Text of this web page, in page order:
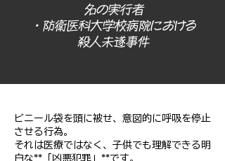
名の実行者
・防衛医科大学校病院における
殺人未遂事件
ビニール袋を頭に被せ、意図的に呼吸を停止
させる行為。
それは医療ではなく、子供でも理解できる明
白な**「凶悪犯罪」**です。